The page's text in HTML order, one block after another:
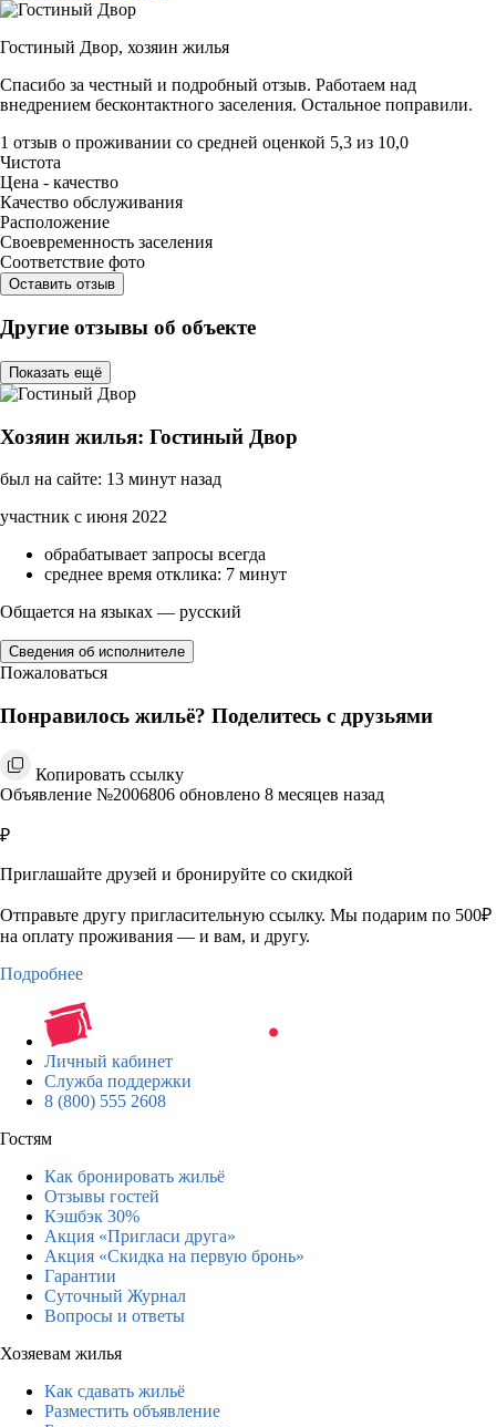
Гостиный Двор, хозяин жилья
Спасибо за честный и подробный отзыв. Работаем над
внедрением бесконтактного заселения. Остальное поправили.
1 отзыв о проживании со средней оценкой 5,3 из 10,0
Чистота
Цена - качество
Качество обслуживания
Расположение
Своевременность заселения
Соответствие фото
Оставить отзыв
Другие отзывы об объекте
Показать ещё
Хозяин жилья: Гостиный Двор
был на сайте: 13 минут назад
участник с июня 2022
обрабатывает запросы всегда
среднее время отклика: 7 минут
Общается на языках — русский
Сведения об исполнителе
Пожаловаться
Понравилось жильё? Поделитесь с друзьями
Копировать ссылку
Объявление №2006806 обновлено 8 месяцев назад
₽
Приглашайте друзей и бронируйте со скидкой
Отправьте другу пригласительную ссылку. Мы подарим по 500₽
на оплату проживания — и вам, и другу.
Подробнее
Личный кабинет
Служба поддержки
8 (800) 555 2608
Гостям
Как бронировать жильё
Отзывы гостей
Кэшбэк 30%
Акция «Пригласи друга»
Акция «Скидка на первую бронь»
Гарантии
Суточный Журнал
Вопросы и ответы
Хозяевам жилья
Как сдавать жильё
Разместить объявление